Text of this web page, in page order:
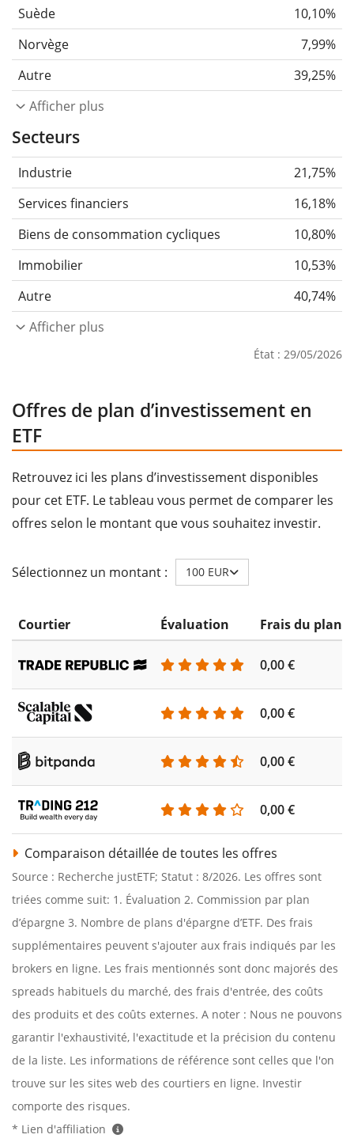
Suède
10,10%
Norvège
7,99%
Autre
39,25%
Afficher plus
Secteurs
Industrie
21,75%
Services financiers
16,18%
Biens de consommation cycliques
10,80%
Immobilier
10,53%
Autre
40,74%
Afficher plus
État : 29/05/2026
Offres de plan d’investissement en
ETF
Retrouvez ici les plans d’investissement disponibles
pour cet ETF. Le tableau vous permet de comparer les
offres selon le montant que vous souhaitez investir.
Sélectionnez un montant : 100 EUR
Courtier Évaluation Frais du plan
0,00 €
0,00 €
0,00 €
0,00 €
Comparaison détaillée de toutes les offres
Source : Recherche justETF; Statut : 8/2026. Les offres sont
triées comme suit: 1. Évaluation 2. Commission par plan
d’épargne 3. Nombre de plans d'épargne d’ETF. Des frais
supplémentaires peuvent s'ajouter aux frais indiqués par les
brokers en ligne. Les frais mentionnés sont donc majorés des
spreads habituels du marché, des frais d'entrée, des coûts
des produits et des coûts externes. A noter : Nous ne pouvons
garantir l'exhaustivité, l'exactitude et la précision du contenu
de la liste. Les informations de référence sont celles que l'on
trouve sur les sites web des courtiers en ligne. Investir
comporte des risques.
* Lien d'affiliation